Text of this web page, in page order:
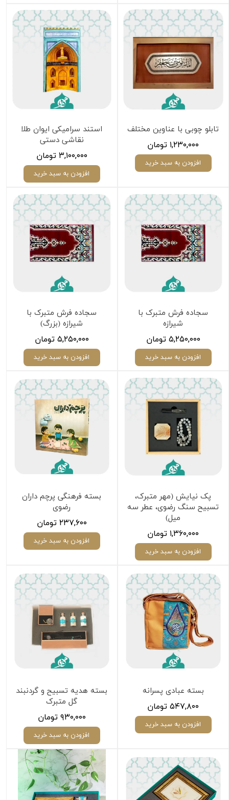
تابلو چوبی با عناوین مختلف
۱,۲۳۰,۰۰۰ تومان
افزودن به سبد خرید
استند سرامیکی ایوان طلا
نقاشی دستی
۳,۱۰۰,۰۰۰ تومان
افزودن به سبد خرید
سجاده فرش متبرک با
شیرازه
۵,۲۵۰,۰۰۰ تومان
افزودن به سبد خرید
سجاده فرش متبرک با
شیرازه (بزرگ)
۵,۲۵۰,۰۰۰ تومان
افزودن به سبد خرید
پک نیایش (مهر متبرک،
تسبیح سنگ رضوی، عطر سه
میل)
۱,۳۶۰,۰۰۰ تومان
افزودن به سبد خرید
بسته فرهنگی پرچم داران
رضوی
۲۳۷,۶۰۰ تومان
افزودن به سبد خرید
بسته عبادی پسرانه
۵۴۷,۸۰۰ تومان
افزودن به سبد خرید
بسته هدیه تسبیح و گردنبند
گل متبرک
۹۳۰,۰۰۰ تومان
افزودن به سبد خرید